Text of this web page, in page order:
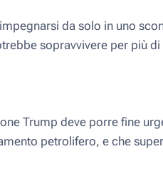
da solo in uno
sopravvivere per più di
Trump deve porre fine
petrolifero, e che